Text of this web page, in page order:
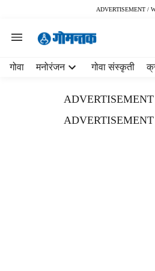
ADVERTISEMENT /
गोवा मनोरंजन गोवा संस्कृती